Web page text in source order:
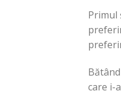
Primul
care i-